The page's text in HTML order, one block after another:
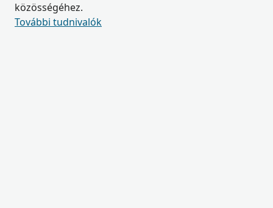
közösségéhez.
További tudnivalók